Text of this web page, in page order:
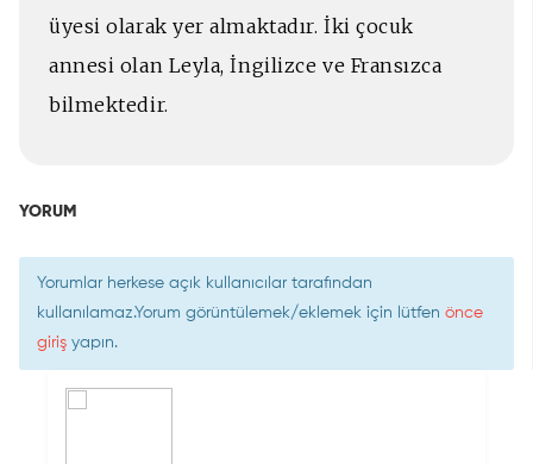
üyesi olarak yer almaktadır. İki çocuk
annesi olan Leyla, İngilizce ve Fransızca
bilmektedir.
YORUM
Yorumlar herkese açık kullanıcılar tarafından
kullanılamaz.Yorum görüntülemek/eklemek için lütfen önce
giriş yapın.